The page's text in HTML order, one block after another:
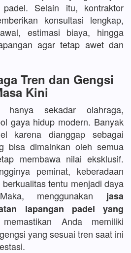
Selain itu, kontraktor
konsultasi lengkap,
estimasi biaya, hingga
agar tetap awet dan
Tren dan Gengsi
Kini
sekadar olahraga,
gaya hidup modern. Banyak
karena dianggap sebagai
bisa dimainkan oleh semua
membawa nilai eksklusif.
peminat, keberadaan
tentu menjadi daya
menggunakan jasa
lapangan padel yang
Anda memiliki
yang sesuai tren saat ini